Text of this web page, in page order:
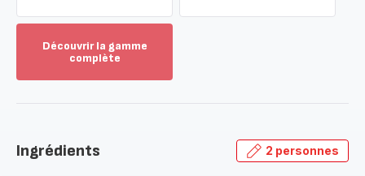
Découvrir la gamme
complète
gamme
Ingrédients 2 personnes